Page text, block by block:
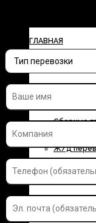
ГЛАВНАЯ
О КОМПАНИИ
УСЛУГИ
Сборные
Ж/д